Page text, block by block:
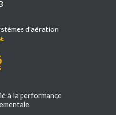
d'aération
à la performance